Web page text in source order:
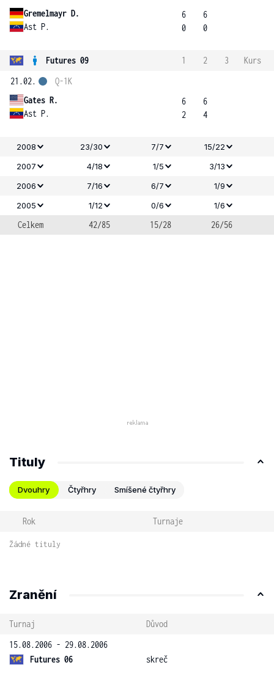
Gremelmayr D.
Ast P.
6
0
6
0
Futures 09 1 2 3
Kurs
21.02.
Gates R.
Ast P.
Q-1K
6
2
6
4
2008 23/30 7/7
15/22
2007
4/18 1/5
3/13
2006
7/16 6/7
1/9
2005
1/12 0/6 1/6
Celkem 42/85 15/28 26/56
Tituly
Dvouhry Čtyřhry Smíšené čtyřhry
Rok Turnaje
Žádné tituly
Zranění
Turnaj
Důvod
15.08.2006 - 29.08.2006
Futures 06
skreč